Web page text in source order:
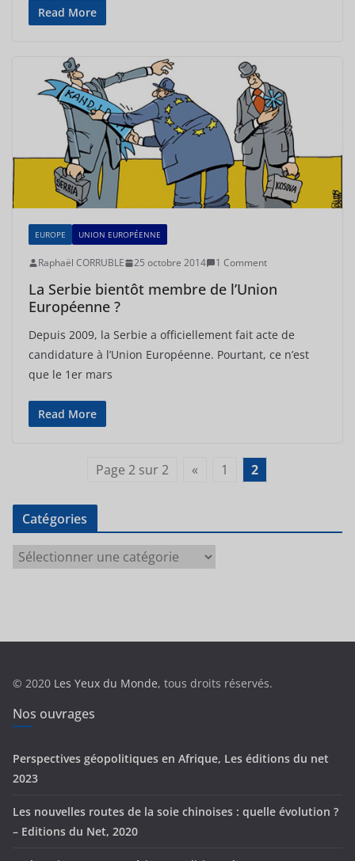
Read More
EUROPE UNION EUROPÉENNE
Raphaël CORRUBLE 25 octobre 2014 1 Comment
La Serbie bientôt membre de l’Union
Européenne ?
Depuis 2009, la Serbie a officiellement fait acte de
candidature à l’Union Européenne. Pourtant, ce n’est
que le 1er mars
Read More
Page 2 sur 2 « 1 2
Catégories
a
e
s
© 2020 Les Yeux du Monde, tous droits réservés.
Nos ouvrages
Perspectives géopolitiques en Afrique, Les éditions du net
2023
Les nouvelles routes de la soie chinoises : quelle évolution ?
– Editions du Net, 2020